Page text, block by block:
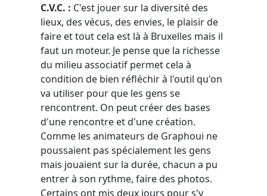
C.V.C. : C'est jouer sur la diversité des
lieux, des vécus, des envies, le plaisir de
faire et tout cela est là à Bruxelles mais il
faut un moteur. Je pense que la richesse
du milieu associatif permet cela à
condition de bien réfléchir à l'outil qu'on
va utiliser pour que les gens se
rencontrent. On peut créer des bases
d'une rencontre et d'une création.
Comme les animateurs de Graphoui ne
poussaient pas spécialement les gens
mais jouaient sur la durée, chacun a pu
entrer à son rythme, faire des photos.
Certains ont mis deux jours pour s'y